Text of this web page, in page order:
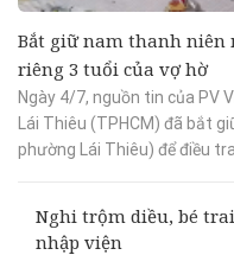
Bắt giữ nam thanh niên
riêng 3 tuổi của vợ hờ
Ngày 4/7, nguồn tin của PV
Lái Thiêu (TPHCM) đã bắt
phường Lái Thiêu) để điều tra
Nghi trộm diều, bé
nhập viện